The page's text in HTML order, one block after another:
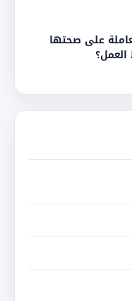
على صحتها